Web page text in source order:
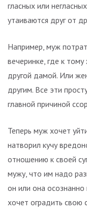
гласных или
утаиваются друг от
Например, муж
вечеринке, где к
другой дамой. Или
другим. Все эти
главной причиной
Теперь муж хочет
натворил кучу
отношению к своей
мужу, что им надо
он или она осознанно
хочет оградить свою